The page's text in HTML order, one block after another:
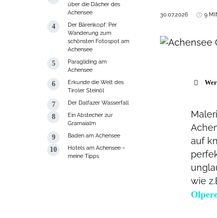
30.07.2026 9
auf
wie
über die Dächer des
Achensee
Der Bärenkopf: Per
Wanderung zum
schönsten Fotospot am
Achensee
Paragliding am
Achensee
Erkunde die Welt des
Tiroler Steinöl
Der Dalfazer Wasserfall
Ein Abstecher zur
Gramaialm
Baden am Achensee
Hotels am Achensee –
meine Tipps